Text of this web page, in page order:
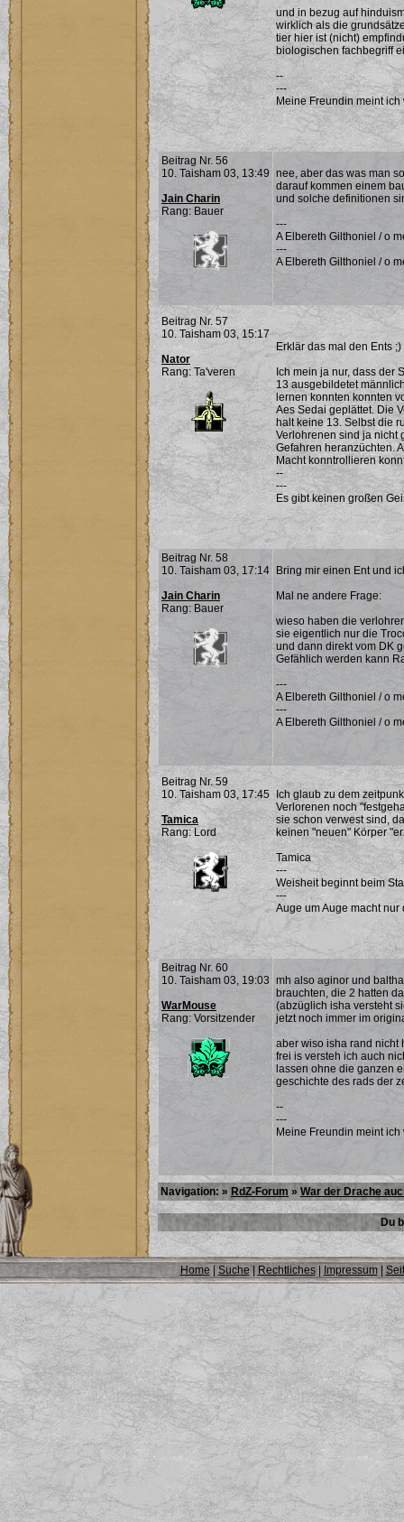
und in bezug auf
wirklich als die
tier hier ist (nicht)
biologischen fachbegriff
--
---
Meine Freundin meint
Beitrag Nr. 56
10. Taisham 03, 13:49
Jain Charin
Rang: Bauer
nee, aber das was man
darauf kommen einem
und solche definitionen
---
A Elbereth Gilthoniel / o
---
A Elbereth Gilthoniel / o
Beitrag Nr. 57
10. Taisham 03, 15:17
Nator
Rang: Ta'veren
Erklär das mal den Ents ;)
Ich mein ja nur, dass der
13 ausgebildetet
lernen konnten konnten
Aes Sedai geplättet. Die
halt keine 13. Selbst die
Verlohrenen sind ja nicht
Gefahren heranzüchten.
Macht konntrollieren
--
---
Es gibt keinen großen
Beitrag Nr. 58
10. Taisham 03, 17:14
Jain Charin
Rang: Bauer
Bring mir einen Ent und
Mal ne andere Frage:
wieso haben die
sie eigentlich nur die
und dann direkt vom DK
Gefählich werden kann
---
A Elbereth Gilthoniel / o
---
A Elbereth Gilthoniel / o
Beitrag Nr. 59
10. Taisham 03, 17:45
Tamica
Rang: Lord
Ich glaub zu dem
Verlorenen noch
sie schon verwest sind,
keinen "neuen" Körper
Tamica
---
Weisheit beginnt beim
---
Auge um Auge macht
Beitrag Nr. 60
10. Taisham 03, 19:03
WarMouse
Rang: Vorsitzender
mh also aginor und
brauchten, die 2 hatten
(abzüglich isha versteht
jetzt noch immer im
aber wiso isha rand nicht
frei is versteh ich auch
lassen ohne die ganzen
geschichte des rads der
--
---
Meine Freundin meint
Navigation: » RdZ-Forum » War der Drache
Du
Home| Suche | Rechtliches| Impressum|